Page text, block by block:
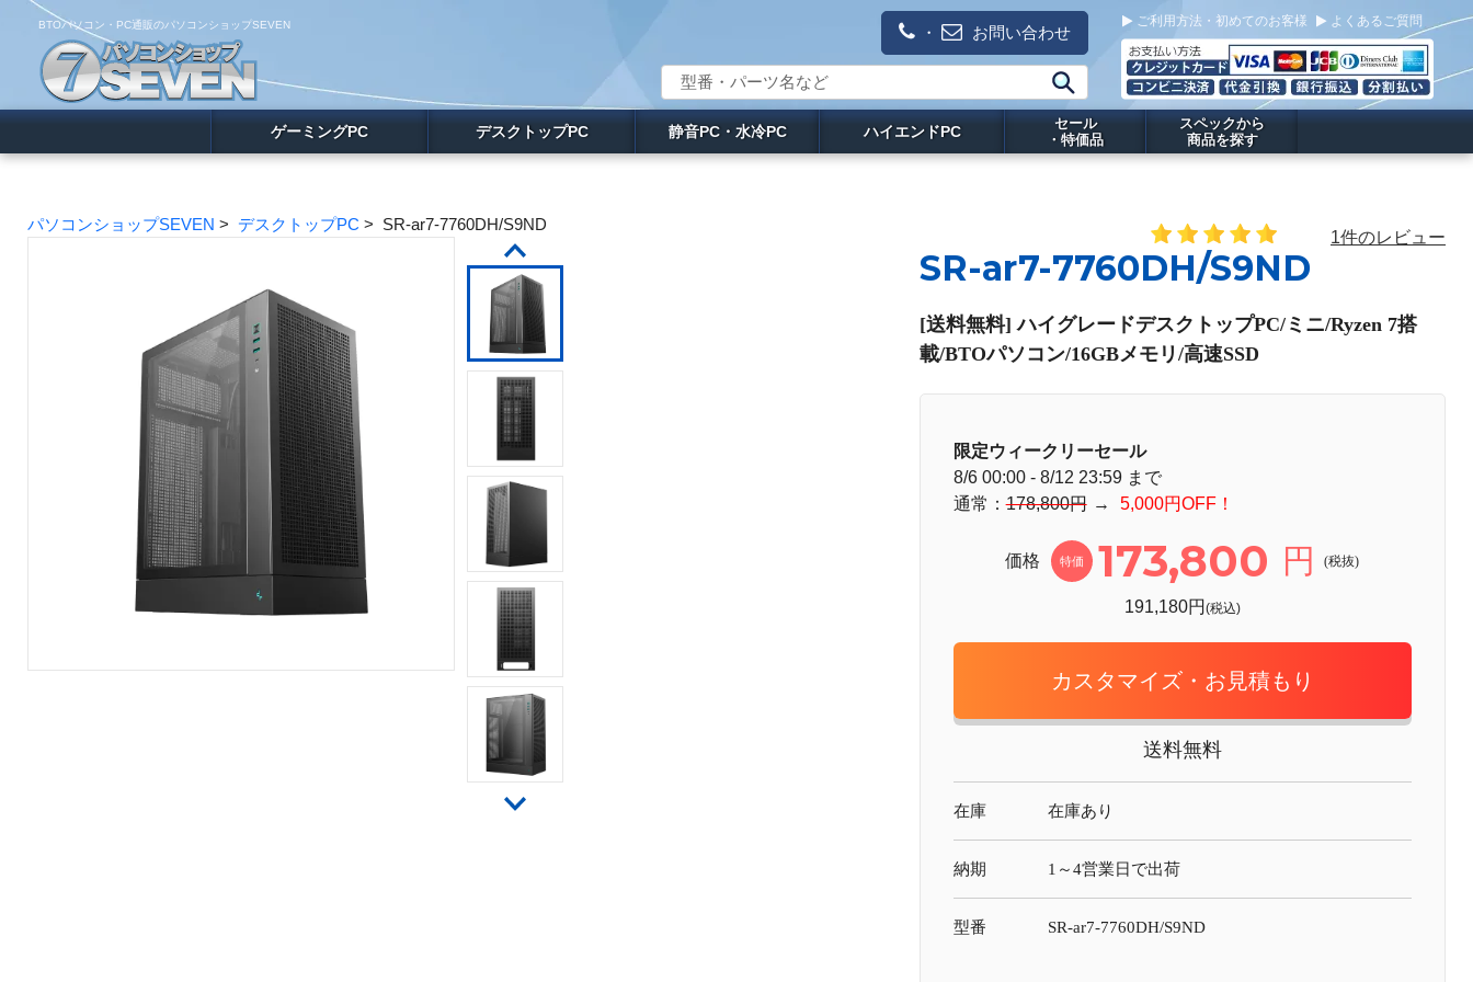
BTOパソコン・PC通販のパソコンショップSEVEN ・ お問い合わせ
ご利用方法・初めてのお客様 よくあるご質問
ゲーミングPC デスクトップPC 静音PC・水冷PC ハイエンドPC
セール
・特価品
スペックから
商品を探す
パソコンショップSEVEN > デスクトップPC > SR-ar7-7760DH/S9ND
SR-ar7-7760DH/S9ND
1件のレビュー
[送料無料] ハイグレードデスクトップPC/ミニ/Ryzen 7搭
載/BTOパソコン/16GBメモリ/高速SSD
限定ウィークリーセール
8/6 00:00 - 8/12 23:59 まで
通常：178,800円 → 5,000円OFF！
価格 特価 173,800 円 (税抜)
191,180円 (税込)
カスタマイズ・お見積もり
送料無料
在庫 在庫あり
納期 1～4営業日で出荷
型番 SR-ar7-7760DH/S9ND